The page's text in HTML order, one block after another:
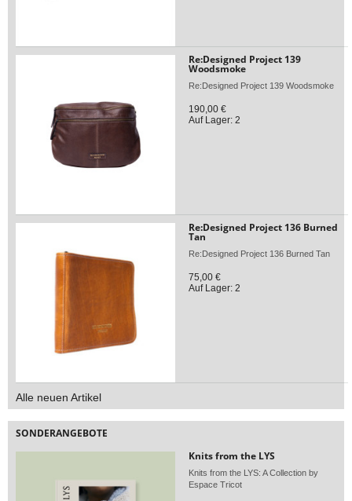
Re:Designed Project 139
Woodsmoke
Re:Designed Project 139 Woodsmoke
190,00 €
Auf Lager: 2
Re:Designed Project 136 Burned
Tan
Re:Designed Project 136 Burned Tan
75,00 €
Auf Lager: 2
Alle neuen Artikel
SONDERANGEBOTE
Knits from the LYS
Knits from the LYS: A Collection by
Espace Tricot